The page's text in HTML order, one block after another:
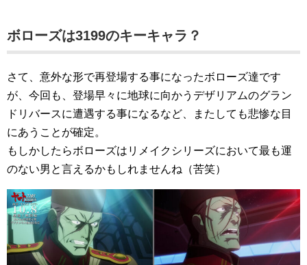
ボローズは3199のキーキャラ？
さて、意外な形で再登場する事になったボローズ達です
が、今回も、登場早々に地球に向かうデザリアムのグラン
ドリバースに遭遇する事になるなど、またしても悲惨な目
にあうことが確定。
もしかしたらボローズはリメイクシリーズにおいて最も運
のない男と言えるかもしれませんね（苦笑）